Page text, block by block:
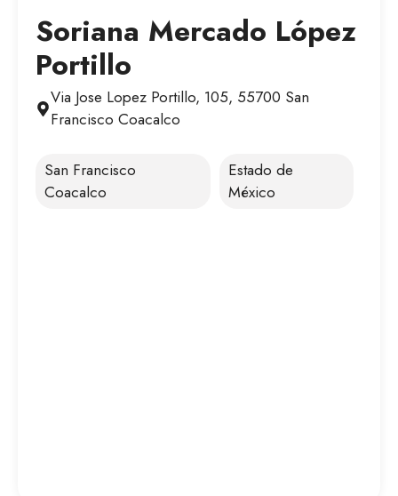
Soriana Mercado López
Portillo
Via Jose Lopez Portillo, 105, 55700 San
Francisco Coacalco
San Francisco
Coacalco
Estado de
México